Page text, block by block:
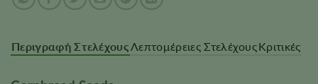
Περιγραφή ΣτελέχουςΛεπτομέρειες ΣτελέχουςΚριτικές